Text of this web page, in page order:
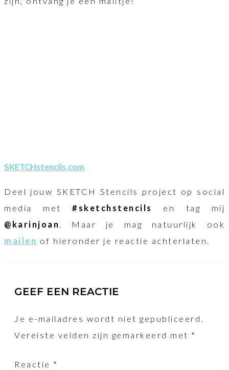
SKETCHstencils.com
Deel jouw SKETCH Stencils project op social
media met #sketchstencils
en tag mij
@karinjoan. Maar je mag natuurlijk ook
mailen of hieronder je reactie achterlaten.
GEEF EEN REACTIE
Je e-mailadres wordt niet gepubliceerd.
Vereiste velden zijn gemarkeerd met *
Reactie *